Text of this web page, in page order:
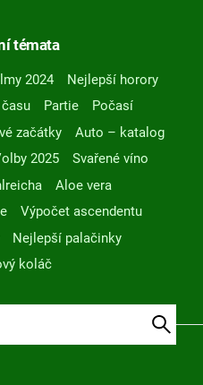
témata
2024
Nejlepší horory
Partie
Počasí
začátky
Auto – katalog
2025
Svařené víno
Aloe vera
Výpočet ascendentu
Nejlepší palačinky
koláč